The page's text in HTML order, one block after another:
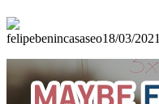
felipebenincasaseo18/03/2021